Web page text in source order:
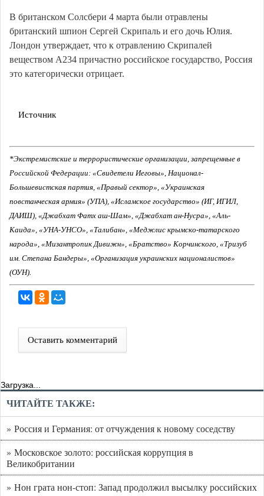
В британском Солсбери 4 марта были отравлены
британский шпион Сергей Скрипаль и его дочь Юлия.
Лондон утверждает, что к отравлению Скрипалей
веществом А234 причастно российское государство, Россия
это категорически отрицает.
Источник
*Экстремистские и террористические организации, запрещенные в
Российской Федерации: «Свидетели Иеговы», Национал-
Большевистская партия, «Правый сектор», «Украинская
повстанческая армия» (УПА), «Исламское государство» (ИГ, ИГИЛ,
ДАИШ), «Джабхат Фатх аш-Шам», «Джабхат ан-Нусра», «Аль-
Каида», «УНА-УНСО», «Талибан», «Меджлис крымско-татарского
народа», «Мизантропик Дивижн», «Братство» Корчинского, «Тризуб
им. Степана Бандеры», «Организация украинских националистов»
(ОУН).
Оставить комментарий
Загрузка...
ЧИТАЙТЕ ТАКЖЕ:
» Россия и Германия: от отчуждения к новому соседству
» Московское золото: российская коррупция в
Великобритании
» Нон грата нон-стоп: Запад продолжил высылку российских